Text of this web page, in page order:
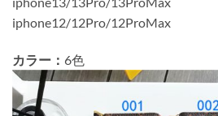
iphone12/12Pro/12ProMax
カラー： 6色